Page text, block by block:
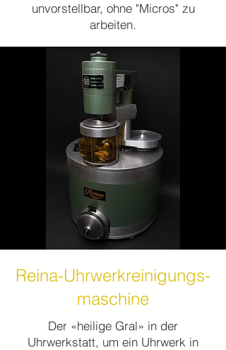
unvorstellbar, ohne "Micros" zu
arbeiten.
Reina-Uhrwerkreinigungs-
maschine
Der «heilige Gral» in der
Uhrwerkstatt, um ein Uhrwerk in